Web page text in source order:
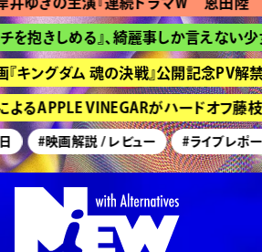
抱きしめる』、綺麗事しか言えない少
ングダム 魂の決戦』公開記念PV解禁
るAPPLE VINEGARがハードオフ藤
#映画解説 / レビュー #ライブレポート